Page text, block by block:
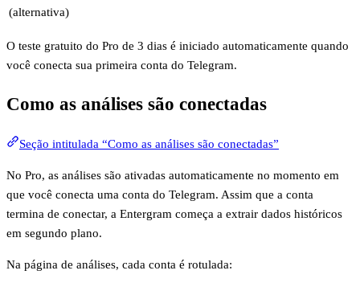
(alternativa)
O teste gratuito do Pro de 3 dias é iniciado automaticamente quando
você conecta sua primeira conta do Telegram.
Como as análises são conectadas
Seção intitulada “Como as análises são conectadas”
No Pro, as análises são ativadas automaticamente no momento em
que você conecta uma conta do Telegram. Assim que a conta
termina de conectar, a Entergram começa a extrair dados históricos
em segundo plano.
Na página de análises, cada conta é rotulada: